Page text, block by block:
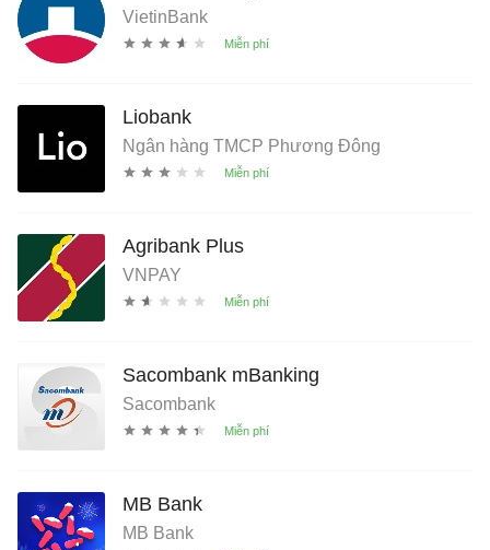
VietinBank
Liobank
Ngân hàng TMCP Phương Đông
Agribank Plus
VNPAY
Sacombank mBanking
Sacombank
MB Bank
MB Bank